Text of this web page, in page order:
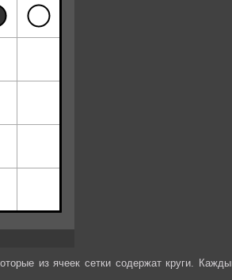
из ячеек сетки содержат круги.